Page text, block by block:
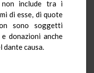
include tra i
di esse, di quote
sono soggetti
e donazioni anche
dante causa.